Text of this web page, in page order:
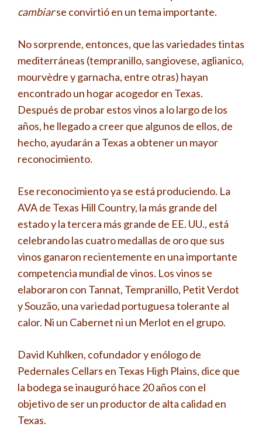
cambiarse convirtió en un tema importante.
No sorprende, entonces, que las variedades tintas
mediterráneas (tempranillo, sangiovese, aglianico,
mourvèdre y garnacha, entre otras) hayan
encontrado un hogar acogedor en Texas.
Después de probar estos vinos a lo largo de los
años, he llegado a creer que algunos de ellos, de
hecho, ayudarán a Texas a obtener un mayor
reconocimiento.
Ese reconocimiento ya se está produciendo. La
AVA de Texas Hill Country, la más grande del
estado y la tercera más grande de EE. UU., está
celebrando las cuatro medallas de oro que sus
vinos ganaron recientemente en una importante
competencia mundial de vinos. Los vinos se
elaboraron con Tannat, Tempranillo, Petit Verdot
y Souzão, una variedad portuguesa tolerante al
calor. Ni un Cabernet ni un Merlot en el grupo.
David Kuhlken, cofundador y enólogo de
Pedernales Cellars en Texas High Plains, dice que
la bodega se inauguró hace 20 años con el
objetivo de ser un productor de alta calidad en
Texas.